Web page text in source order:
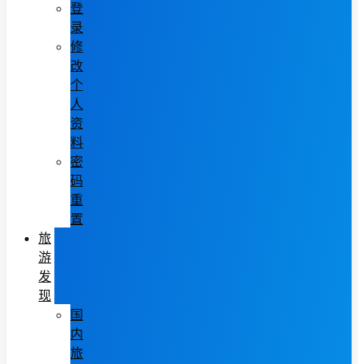
登
录
修
改
个
人
资
料
密
码
重
置
旅
游
发
现
国
内
旅